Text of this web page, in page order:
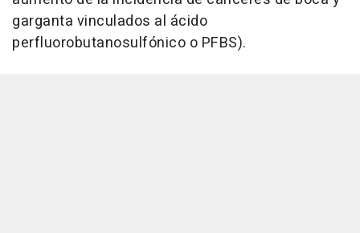
garganta vinculados al ácido
perfluorobutanosulfónico o PFBS).